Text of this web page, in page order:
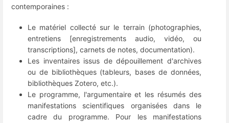
contemporaines :
Le matériel collecté sur le terrain (photographies,
entretiens [enregistrements audio, vidéo, ou
transcriptions], carnets de notes, documentation).
Les inventaires issus de dépouillement d'archives
ou de bibliothèques (tableurs, bases de données,
bibliothèques Zotero, etc.).
Le programme, l'argumentaire et les résumés des
manifestations scientifiques organisées dans le
cadre du programme. Pour les manifestations